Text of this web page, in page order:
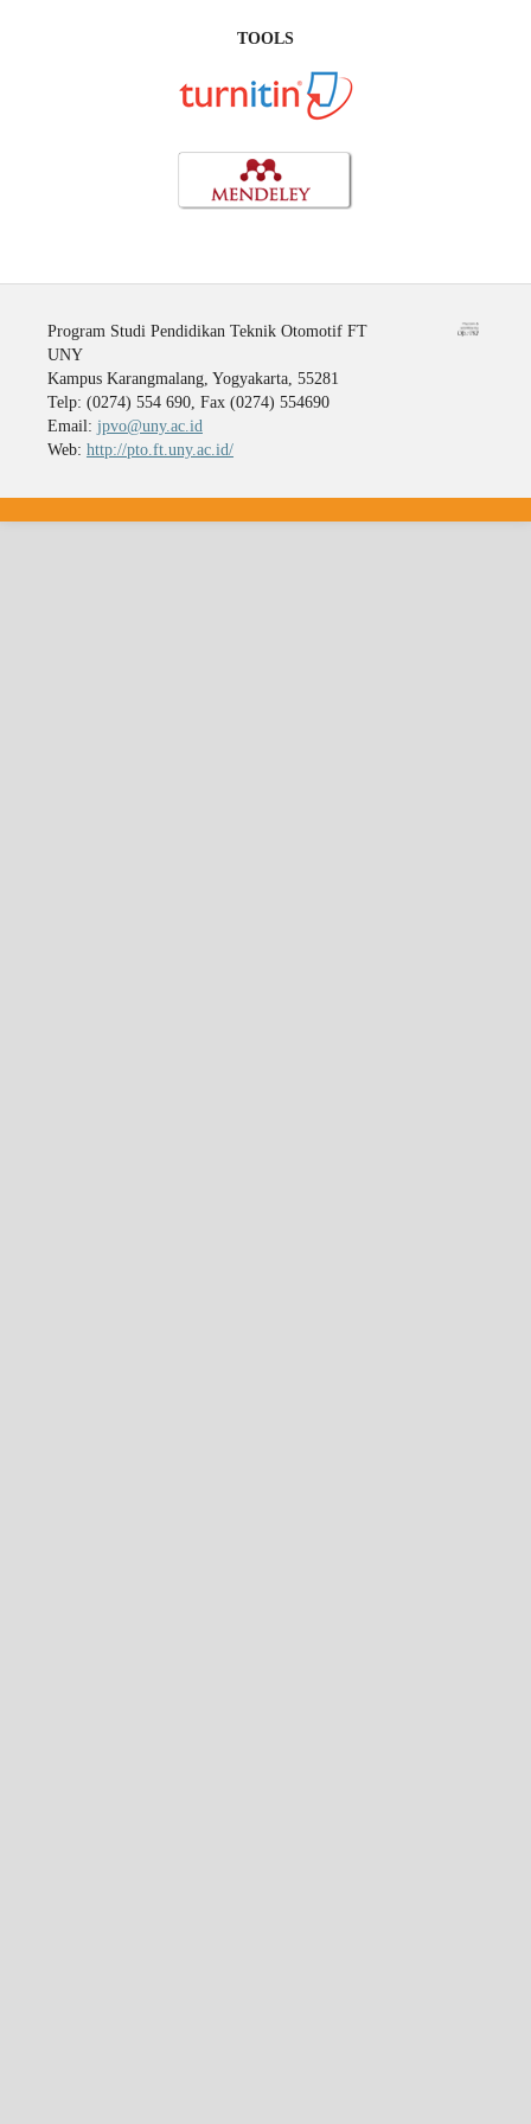
TOOLS
Program Studi Pendidikan Teknik Otomotif FT
UNY
Kampus Karangmalang, Yogyakarta, 55281
Telp: (0274) 554 690, Fax (0274) 554690
Email: jpvo@uny.ac.id
Web: http://pto.ft.uny.ac.id/